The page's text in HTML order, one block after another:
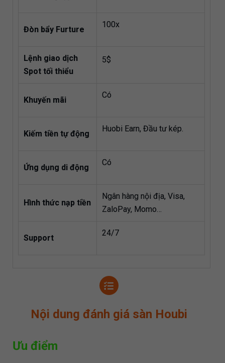
Đòn bẩy Furture
100x
Lệnh giao dịch
Spot tối thiểu
5$
Khuyến mãi
Có
Kiếm tiền tự động
Huobi Earn, Đầu tư kép.
Ứng dụng di động
Có
Hình thức nạp tiền
Ngân hàng nội địa, Visa,
ZaloPay, Momo…
Support
24/7
Nội dung đánh giá sàn Houbi
Ưu điểm